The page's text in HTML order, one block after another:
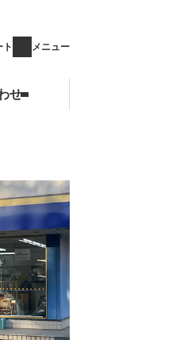
ト メニュー
せ